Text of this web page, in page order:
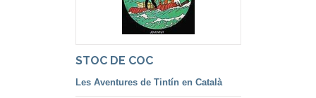
STOC DE COC
Les Aventures de Tintín en Català